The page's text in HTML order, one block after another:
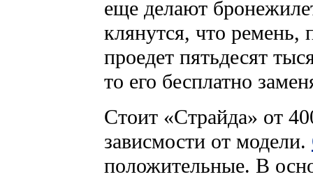
еще делают
клянутся, что ремень,
проедет пятьдесят
то его бесплатно
Стоит «Страйда» от
зависмости от модели.
положительные. В